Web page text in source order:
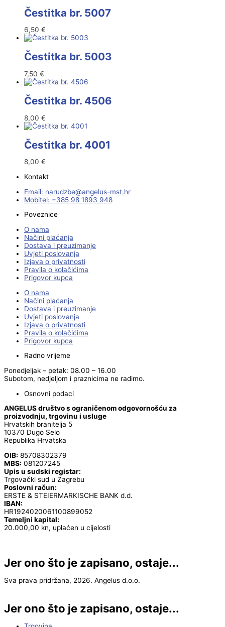
Čestitka br. 5007
6,50 €
Čestitka br. 5003
7,50 €
Čestitka br. 4506
8,00 €
Čestitka br. 4001
8,00 €
Kontakt
Email:
rh.tsm-sulegna
@ebzduran
Mobitel: +385 98 1893 948
Poveznice
O nama
Načini plaćanja
Dostava i preuzimanje
Uvjeti poslovanja
Izjava o privatnosti
Pravila o kolačićima
Prigovor kupca
O nama
Načini plaćanja
Dostava i preuzimanje
Uvjeti poslovanja
Izjava o privatnosti
Pravila o kolačićima
Prigovor kupca
Radno vrijeme
Ponedjeljak – petak: 08.00 – 16.00
Subotom, nedjeljom i praznicima ne radimo.
Osnovni podaci
ANGELUS društvo s ograničenom odgovornošću za
proizvodnju, trgovinu i usluge
Hrvatskih branitelja 5
10370 Dugo Selo
Republika Hrvatska
OIB: 85708302379
MBS: 081207245
Upis u sudski registar:
Trgovački sud u Zagrebu
Poslovni račun:
ERSTE & STEIERMARKISCHE BANK d.d.
IBAN:
HR1924020061100899052
Temeljni kapital:
20.000,00 kn, uplaćen u cijelosti
Jer ono što je zapisano, ostaje...
Sva prava pridržana, 2026. Angelus d.o.o.
Jer ono što je zapisano, ostaje...